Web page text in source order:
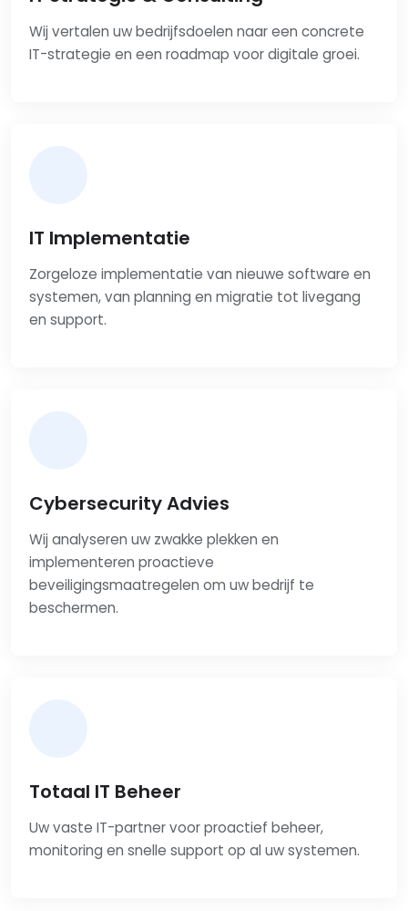
Wij vertalen uw bedrijfsdoelen naar een concrete
IT-strategie en een roadmap voor digitale groei.
IT Implementatie
Zorgeloze implementatie van nieuwe software en
systemen, van planning en migratie tot livegang
en support.
Cybersecurity Advies
Wij analyseren uw zwakke plekken en
implementeren proactieve
beveiligingsmaatregelen om uw bedrijf te
beschermen.
Totaal IT Beheer
Uw vaste IT-partner voor proactief beheer,
monitoring en snelle support op al uw systemen.